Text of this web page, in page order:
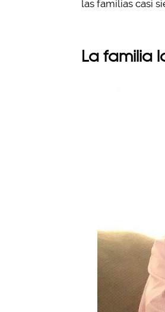
las familias casi
La familia